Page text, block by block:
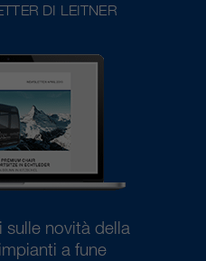
DI LEITNER
novità della
a fune